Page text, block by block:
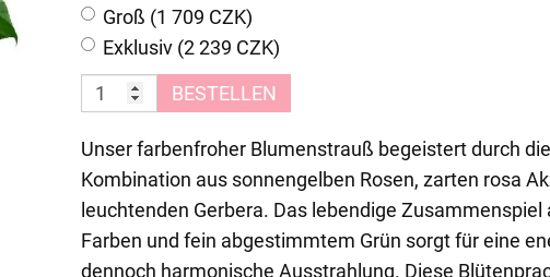
Groß (1 709 CZK)
Exklusiv (2 239 CZK)
BESTELLEN
Unser farbenfroher Blumenstrauß begeistert durch
Kombination aus sonnengelben Rosen, zarten rosa
leuchtenden Gerbera. Das lebendige Zusammenspiel
Farben und fein abgestimmtem Grün sorgt für eine
dennoch harmonische Ausstrahlung. Diese